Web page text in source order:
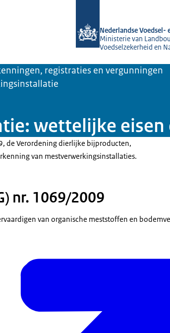
Nederlandse
Ministerie van
Voedselzekerheid en
registraties en vergunningen
wettelijke eisen
de Verordening dierlijke bijproducten,
van mestverwerkingsinstallaties.
nr. 1069/2009
van organische meststoffen en